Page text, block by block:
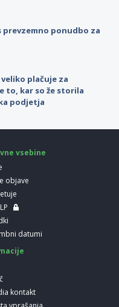
prevzemno ponudbo za
plačuje za
to, kar so že storila
podjetja
vsebine
objave
datumi
kontakt